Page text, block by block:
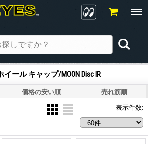
ール キャップ/MOON Disc IR
価格の安い順 売れ筋順
表示件数: